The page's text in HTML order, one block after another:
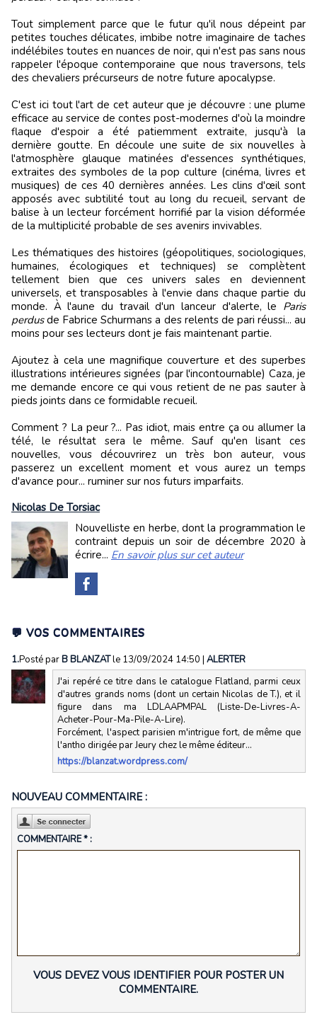
Tout simplement parce que le futur qu'il nous dépeint par
petites touches délicates, imbibe notre imaginaire de taches
indélébiles toutes en nuances de noir, qui n'est pas sans nous
rappeler l'époque contemporaine que nous traversons, tels
des chevaliers précurseurs de notre future apocalypse.
C'est ici tout l'art de cet auteur que je découvre : une plume
efficace au service de contes post-modernes d'où la moindre
flaque d'espoir a été patiemment extraite, jusqu'à la
dernière goutte. En découle une suite de six nouvelles à
l'atmosphère glauque matinées d'essences synthétiques,
extraites des symboles de la pop culture (cinéma, livres et
musiques) de ces 40 dernières années. Les clins d'œil sont
apposés avec subtilité tout au long du recueil, servant de
balise à un lecteur forcément horrifié par la vision déformée
de la multiplicité probable de ses avenirs invivables.
Les thématiques des histoires (géopolitiques, sociologiques,
humaines, écologiques et techniques) se complètent
tellement bien que ces univers sales en deviennent
universels, et transposables à l'envie dans chaque partie du
monde. À l'aune du travail d'un lanceur d'alerte, le Paris
perdusde Fabrice Schurmans a des relents de pari réussi... au
moins pour ses lecteurs dont je fais maintenant partie.
Ajoutez à cela une magnifique couverture et des superbes
illustrations intérieures signées (par l'incontournable) Caza, je
me demande encore ce qui vous retient de ne pas sauter à
pieds joints dans ce formidable recueil.
Comment ? La peur ?... Pas idiot, mais entre ça ou allumer la
télé, le résultat sera le même. Sauf qu'en lisant ces
nouvelles, vous découvrirez un très bon auteur, vous
passerez un excellent moment et vous aurez un temps
d'avance pour... ruminer sur nos futurs imparfaits.
Nicolas De Torsiac
Nouvelliste en herbe, dont la programmation le
contraint depuis un soir de décembre 2020 à
écrire... En savoir plus sur cet auteur
💬 VOS COMMENTAIRES
1.Posté parB BLANZATle 13/09/2024 14:50 | ALERTER
J'ai repéré ce titre dans le catalogue Flatland, parmi ceux
d'autres grands noms (dont un certain Nicolas de T.), et il
figure dans ma LDLAAPMPAL (Liste-De-Livres-A-
Acheter-Pour-Ma-Pile-A-Lire).
Forcément, l'aspect parisien m'intrigue fort, de même que
l'antho dirigée par Jeury chez le même éditeur...
https://blanzat.wordpress.com/
NOUVEAU COMMENTAIRE :
COMMENTAIRE * :
VOUS DEVEZ VOUS IDENTIFIER POUR POSTER UN
COMMENTAIRE.